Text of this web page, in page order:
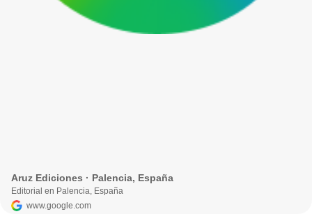
Aruz Ediciones · Palencia, España
Editorial en Palencia, España
www.google.com